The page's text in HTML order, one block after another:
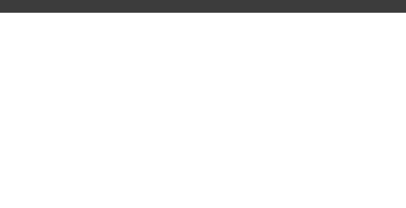
FACEBOOK